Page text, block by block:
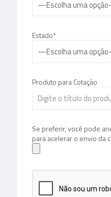
Estado*
Produto para Cotação
Se preferir, você pode
para acelerar o envio da